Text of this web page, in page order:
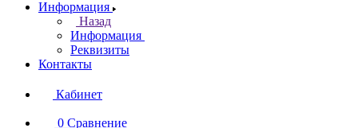
Информация
Назад
Информация
Реквизиты
Контакты
Кабинет
0 Сравнение